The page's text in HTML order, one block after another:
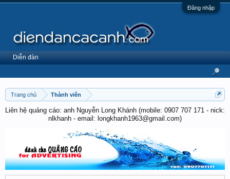
Đăng nhập
Trang chủ Thành viên
Liên hệ quảng cáo: anh Nguyễn Long Khánh (mobile: 0907 707 171 - nick:
nlkhanh - email: longkhanh1963@gmail.com)
Diễn đàn